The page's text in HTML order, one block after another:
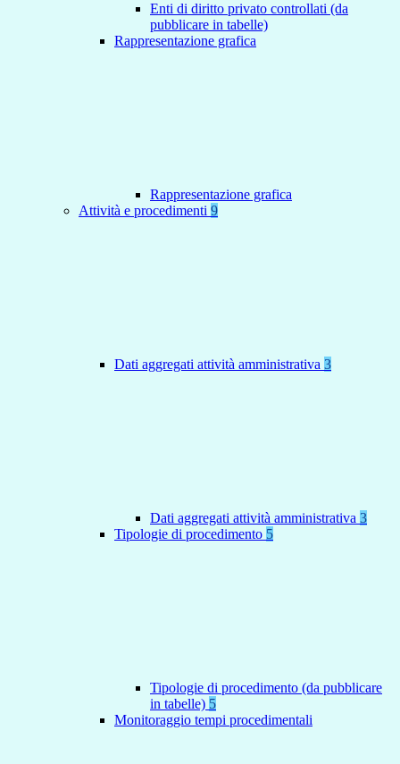
Enti di diritto privato controllati (da
pubblicare in tabelle)
Rappresentazione grafica
Rappresentazione grafica
Attività e procedimenti 9
Dati aggregati attività amministrativa 3
Dati aggregati attività amministrativa 3
Tipologie di procedimento 5
Tipologie di procedimento (da pubblicare
in tabelle) 5
Monitoraggio tempi procedimentali